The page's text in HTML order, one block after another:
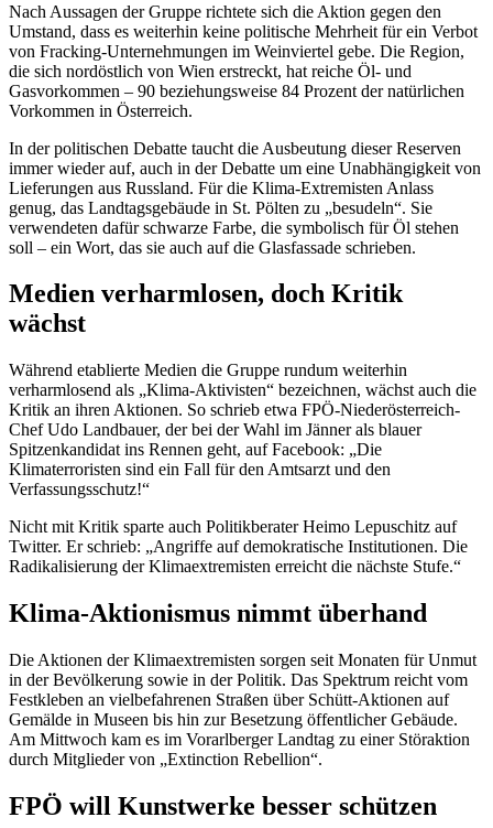
Nach Aussagen der Gruppe richtete sich die Aktion gegen den
Umstand, dass es weiterhin keine politische Mehrheit für ein Verbot
von Fracking-Unternehmungen im Weinviertel gebe. Die Region,
die sich nordöstlich von Wien erstreckt, hat reiche Öl- und
Gasvorkommen – 90 beziehungsweise 84 Prozent der natürlichen
Vorkommen in Österreich.
In der politischen Debatte taucht die Ausbeutung dieser Reserven
immer wieder auf, auch in der Debatte um eine Unabhängigkeit von
Lieferungen aus Russland. Für die Klima-Extremisten Anlass
genug, das Landtagsgebäude in St. Pölten zu „besudeln“. Sie
verwendeten dafür schwarze Farbe, die symbolisch für Öl stehen
soll – ein Wort, das sie auch auf die Glasfassade schrieben.
Medien verharmlosen, doch Kritik
wächst
Während etablierte Medien die Gruppe rundum weiterhin
verharmlosend als „Klima-Aktivisten“ bezeichnen, wächst auch die
Kritik an ihren Aktionen. So schrieb etwa FPÖ-Niederösterreich-
Chef Udo Landbauer, der bei der Wahl im Jänner als blauer
Spitzenkandidat ins Rennen geht, auf Facebook: „Die
Klimaterroristen sind ein Fall für den Amtsarzt und den
Verfassungsschutz!“
Nicht mit Kritik sparte auch Politikberater Heimo Lepuschitz auf
Twitter. Er schrieb: „Angriffe auf demokratische Institutionen. Die
Radikalisierung der Klimaextremisten erreicht die nächste Stufe.“
Klima-Aktionismus nimmt überhand
Die Aktionen der Klimaextremisten sorgen seit Monaten für Unmut
in der Bevölkerung sowie in der Politik. Das Spektrum reicht vom
Festkleben an vielbefahrenen Straßen über Schütt-Aktionen auf
Gemälde in Museen bis hin zur Besetzung öffentlicher Gebäude.
Am Mittwoch kam es im Vorarlberger Landtag zu einer Störaktion
durch Mitglieder von „Extinction Rebellion“.
FPÖ will Kunstwerke besser schützen